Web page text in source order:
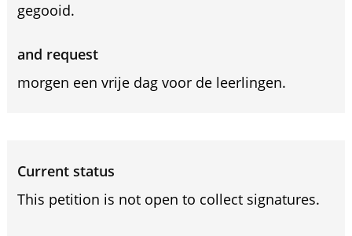
gegooid.
and request
morgen een vrije dag voor de leerlingen.
Current status
This petition is not open to collect signatures.